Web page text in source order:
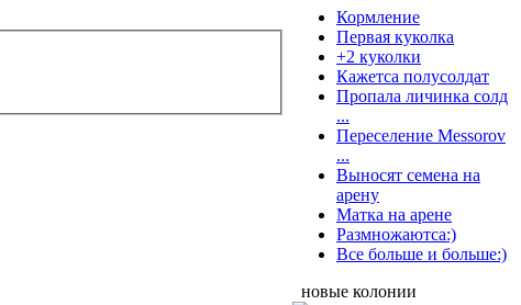
Кормление
Первая куколка
+2 куколки
Кажетса полусолдат
Пропала личинка солд
...
Переселение Messorov
...
Выносят семена на
арену
Матка на арене
Размножаютса:)
Все больше и больше:)
новые колонии